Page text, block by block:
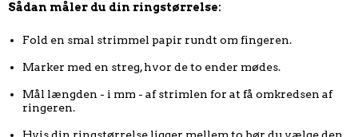
Sådan måler du din ringstørrelse:
Fold en smal strimmel papir rundt om fingeren.
Marker med en streg, hvor de to ender mødes.
Mål længden - i mm - af strimlen for at få omkredsen af
ringeren.